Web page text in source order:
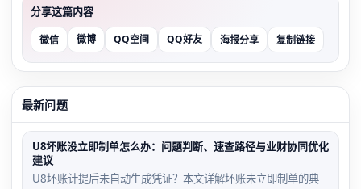
分享这篇内容
微信 微博 QQ空间 QQ好友 海报分享 复制链接
最新问题
U8坏账没立即制单怎么办：问题判断、速查路径与业财协同优化
建议
U8坏账计提后未自动生成凭证？本文详解坏账未立即制单的典